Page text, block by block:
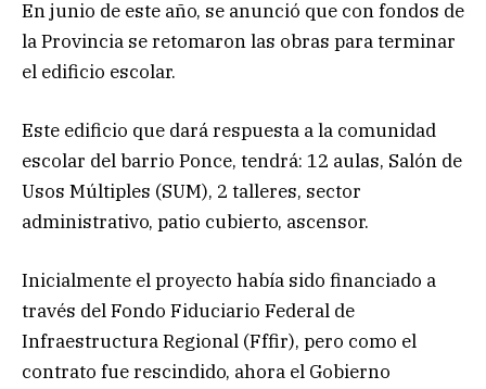
En junio de este año, se anunció que con fondos de
la Provincia se retomaron las obras para terminar
el edificio escolar.
Este edificio que dará respuesta a la comunidad
escolar del barrio Ponce, tendrá: 12 aulas, Salón de
Usos Múltiples (SUM), 2 talleres, sector
administrativo, patio cubierto, ascensor.
Inicialmente el proyecto había sido financiado a
través del Fondo Fiduciario Federal de
Infraestructura Regional (Fffir), pero como el
contrato fue rescindido, ahora el Gobierno